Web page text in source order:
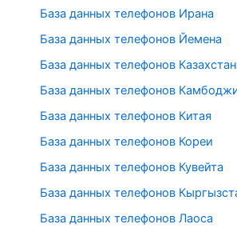
База данных телефонов Ирана
База данных телефонов Йемена
База данных телефонов
База данных телефонов
База данных телефонов Китая
База данных телефонов Кореи
База данных телефонов Кувейта
База данных телефонов
База данных телефонов Лаоса